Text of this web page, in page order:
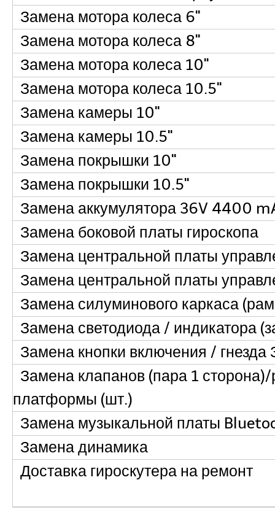
Замена мотора колеса 6"
Замена мотора колеса 8"
Замена мотора колеса 10"
Замена мотора колеса 10.5"
Замена камеры 10"
Замена камеры 10.5"
Замена покрышки 10"
Замена покрышки 10.5"
Замена аккумулятора 36V 4400
Замена боковой платы гироскопа
Замена центральной платы
Замена центральной платы
Замена силуминового каркаса
Замена светодиода / индикатора
Замена кнопки включения / гнезда
Замена клапанов (пара 1
платформы (шт.)
Замена музыкальной платы
Замена динамика
Доставка гироскутера на ремонт